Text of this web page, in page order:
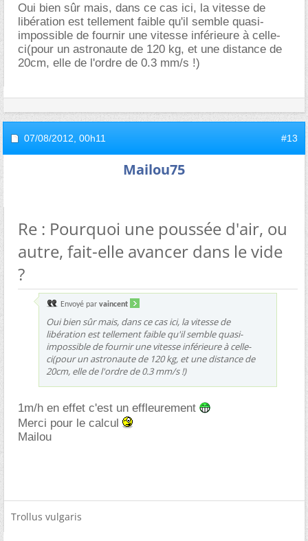
Oui bien sûr mais, dans ce cas ici, la vitesse de
libération est tellement faible qu'il semble quasi-
impossible de fournir une vitesse inférieure à celle-
ci(pour un astronaute de 120 kg, et une distance de
20cm, elle de l'ordre de 0.3 mm/s !)
07/08/2012, 00h11 #13
Mailou75
Re : Pourquoi une poussée d'air, ou
autre, fait-elle avancer dans le vide
?
Envoyé par vaincent
Oui bien sûr mais, dans ce cas ici, la vitesse de
libération est tellement faible qu'il semble quasi-
impossible de fournir une vitesse inférieure à celle-
ci(pour un astronaute de 120 kg, et une distance de
20cm, elle de l'ordre de 0.3 mm/s !)
1m/h en effet c'est un effleurement
Merci pour le calcul
Mailou
Trollus vulgaris